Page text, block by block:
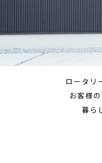
ロータリ
お客様
暮ら